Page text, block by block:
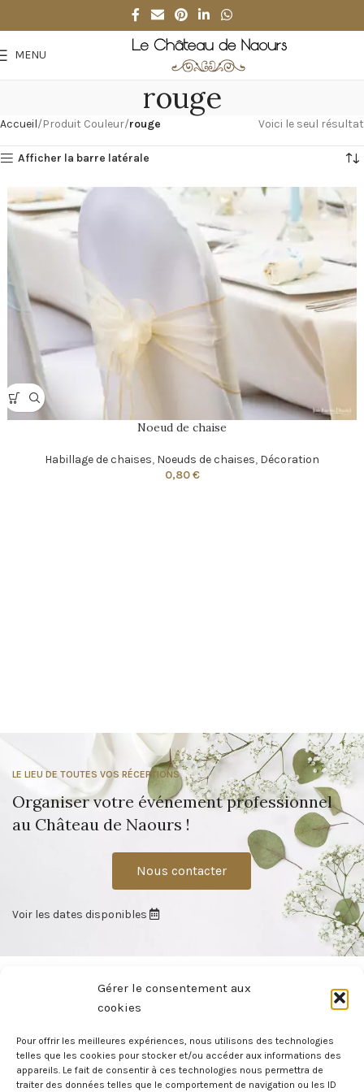
Gérer le consentement aux
cookies
Pour offrir les meilleures expériences, nous utilisons des technologies
telles que les cookies pour stocker et/ou accéder aux informations des
appareils. Le fait de consentir à ces technologies nous permettra de
traiter des données telles que le comportement de navigation ou les ID
MENU
rouge
Accueil Produit Couleur rouge Voici le seul résultat
Afficher la barre latérale
Noeud de chaise
Habillage de chaises, Noeuds de chaises, Décoration
0,80€
LE LIEU DE TOUTES VOS RÉCEPTIONS
Organiser votre événement professionnel
au Château de Naours !
Nous contacter
Voir les dates disponibles
À moins de 15 minutes d’Amiens, le Château de Naours vous offre un
cadre privilégié pour vos événements : mariage, convention, soirée de